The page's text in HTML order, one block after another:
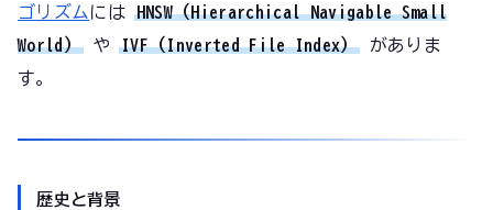
ゴリズムにはHNSW（Hierarchical Navigable Small
World）やIVF（Inverted File Index） がありま
す。
歴史と背景